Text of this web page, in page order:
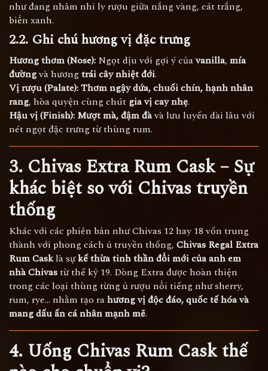
như đang nhâm nhi ly rượu giữa nắng vàng, cát trắng,
biển xanh.
2.2. Ghi chú hương vị đặc trưng
Hương thơm (Nose): Ngọt dịu với gợi ý củavanilla, mía
đườngvà hươngtrái cây nhiệt đới.
Vị rượu (Palate):Thơm ngậy dứa, chuối chín, hạnh nhân
rang, hòa quyện cùng chút gia vị cay nhẹ.
Hậu vị (Finish): Mượt mà, đậm đàvà lưu luyến dài lâu với
nét ngọt đặc trưng từ thùng rum.
3. Chivas Extra Rum Cask – Sự
khác biệt so với Chivas truyền
thống
Khác với các phiên bản như Chivas 12 hay 18 vốn trung
thành với phong cách ủ truyền thống, Chivas Regal Extra
Rum Casklà sựkế thừa tinh thần đổi mới của anh em
nhà Chivastừ thế kỷ 19. Dòng Extra được hoàn thiện
trong các loại thùng từng ủ rượu nổi tiếng như sherry,
rum, rye… nhằm tạo rahương vị độc đáo, quốc tế hóa và
mang dấu ấn cá nhân mạnh mẽ.
4. Uống Chivas Rum Cask thế